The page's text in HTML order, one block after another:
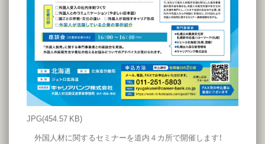
JPG(454.57 KB)
外国人材に関するセミナーを道内４カ所で開催します！